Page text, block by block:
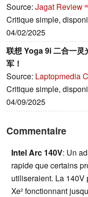
Source: Jagat Review
Critique simple,
04/02/2025
联想 Yoga 9i 二合一
军！
Source: Laptopmedia
Critique simple,
04/09/2025
Commentaire
Intel Arc 140V: Un
rapide que certains
utiliseraient. La
Xe² fonctionnant